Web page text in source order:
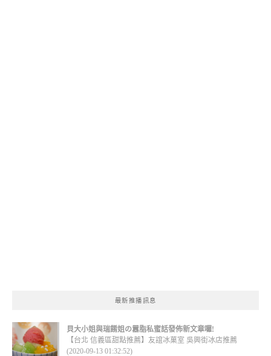
最新推播訊息
貝大小姐與瑞餚姐の囂脂私蜜話發佈新文章囉!
【台北 信義區甜點推薦】友誼冰菓室 吳興街冰店推薦
(2020-09-13 01:32:52)